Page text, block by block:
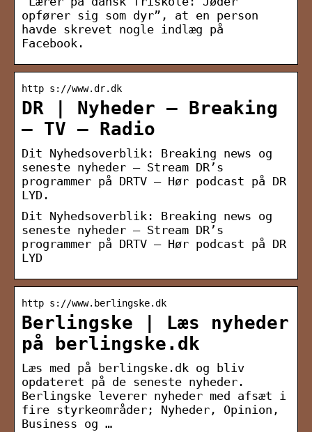
opfører sig som dyr”, at en person
havde skrevet nogle indlæg på
Facebook.
http s://www.dr.dk
DR | Nyheder – Breaking
– TV – Radio
Dit Nyhedsoverblik: Breaking news og
seneste nyheder – Stream DR’s
programmer på DRTV – Hør podcast på DR
LYD.
Dit Nyhedsoverblik: Breaking news og
seneste nyheder – Stream DR’s
programmer på DRTV – Hør podcast på DR
LYD
http s://www.berlingske.dk
Berlingske | Læs nyheder
på berlingske.dk
Læs med på berlingske.dk og bliv
opdateret på de seneste nyheder.
Berlingske leverer nyheder med afsæt i
fire styrkeområder; Nyheder, Opinion,
Business og …